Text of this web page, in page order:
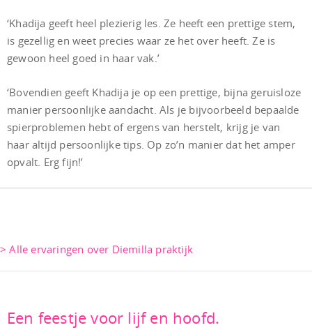
‘Khadija geeft heel plezierig les. Ze heeft een prettige stem,
is gezellig en weet precies waar ze het over heeft. Ze is
gewoon heel goed in haar vak.’
‘Bovendien geeft Khadija je op een prettige, bijna geruisloze
manier persoonlijke aandacht. Als je bijvoorbeeld bepaalde
spierproblemen hebt of ergens van herstelt, krijg je van
haar altijd persoonlijke tips. Op zo’n manier dat het amper
opvalt. Erg fijn!’
> Alle ervaringen over Diemilla praktijk
Een feestje voor lijf en hoofd.